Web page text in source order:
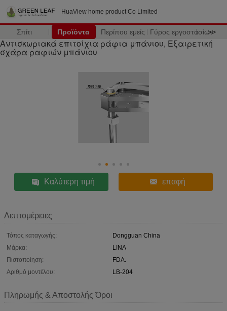
HuaView home product Co Limited
Σπίτι Προϊόντα Περίπου εμείς Γύρος εργοστασίων
>>
Αντισκωριακά επιτοίχια ράφια μπάνιου, Εξαιρετική
σχάρα ραφιών μπάνιου
Καλύτερη τιμή επαφή
Λεπτομέρειες
Τόπος καταγωγής:
Dongguan China
Μάρκα:
LINA
Πιστοποίηση:
FDA.
Αριθμό μοντέλου:
LB-204
Πληρωμής & Αποστολής Όροι